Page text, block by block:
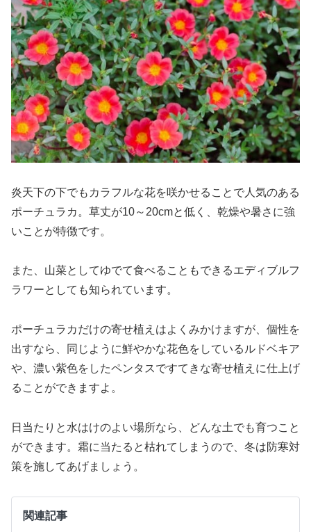
炎天下の下でもカラフルな花を咲かせることで人気のある
ポーチュラカ。草丈が10～20cmと低く、乾燥や暑さに強
いことが特徴です。
また、山菜としてゆでて食べることもできるエディブルフ
ラワーとしても知られています。
ポーチュラカだけの寄せ植えはよくみかけますが、個性を
出すなら、同じように鮮やかな花色をしているルドベキア
や、濃い紫色をしたペンタスですてきな寄せ植えに仕上げ
ることができますよ。
日当たりと水はけのよい場所なら、どんな土でも育つこと
ができます。霜に当たると枯れてしまうので、冬は防寒対
策を施してあげましょう。
関連記事